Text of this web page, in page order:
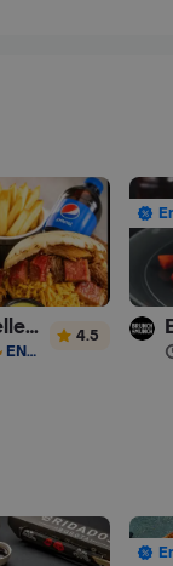
Arepas Rellenas Vip
ENVÍO GRATIS
4.5